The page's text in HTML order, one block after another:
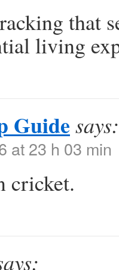
that
living
Guide says:
at 23 h 03 min
cricket.